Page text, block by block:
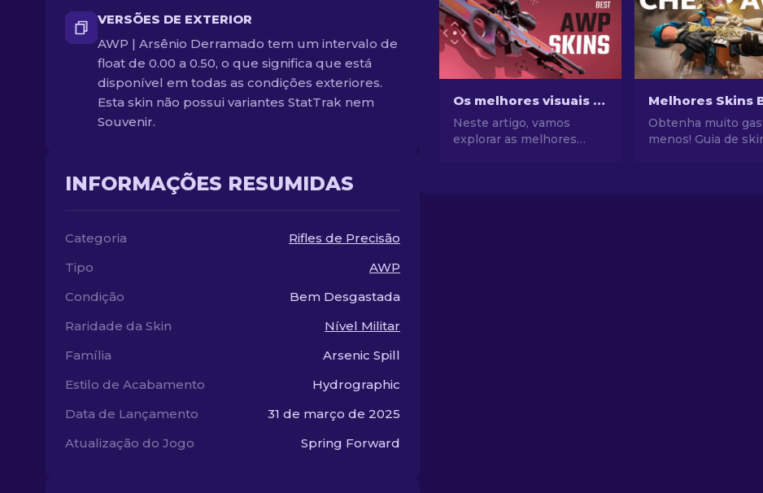
VERSÕES DE EXTERIOR
AWP | Arsênio Derramado tem um intervalo de
float de 0.00 a 0.50, o que significa que está
disponível em todas as condições exteriores.
Esta skin não possui variantes StatTrak nem
Souvenir.
INFORMAÇÕES RESUMIDAS
Categoria
Rifles de Precisão
Tipo
AWP
Condição
Bem Desgastada
Raridade da Skin
Nível Militar
Família
Arsenic Spill
Estilo de Acabamento
Hydrographic
Data de Lançamento
31 de março de 2025
Atualização do Jogo
Spring Forward
Os melhores visuais CS2 AWP: A Escolha do Atirador [2026]
Neste artigo, vamos
explorar as melhores
Obtenha muito
menos! Guia de